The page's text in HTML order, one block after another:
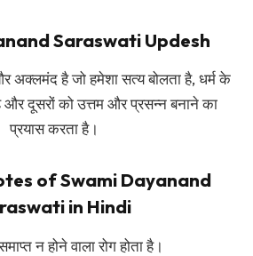
Saraswati Updesh
अक्लमंद है जो हमेशा सत्य बोलता है, धर्म के
दूसरों को उत्तम और प्रसन्न बनाने का
प्रयास करता है।
of Swami Dayanand
in Hindi
न होने वाला रोग होता है।